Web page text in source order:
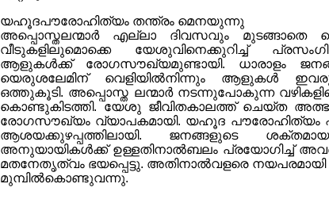
യഹൂദപൗരോഹിത്യം തന്ത്രം മെനയുന്നു
അപ്പൊസ്തലന്മാര്‍ എല്ലാ ദിവസവും മുടങ്ങാതെ
വീടുകളിലുമൊക്കെ യേശുവിനെക്കുറിച്ച്
ആളുകള്‍ക്ക് രോഗസൗഖ്യമുണ്ടായി. ധാരാളം
യെരുശലേമിന് വെളിയില്‍നിന്നും ആളുകള്‍
ഒത്തുകൂടി. അപ്പൊസ്ത ലന്മാര്‍ നടന്നുപോകുന്ന
കൊണ്ടുകിടത്തി. യേശു ജീവിതകാലത്ത് ചെയ്ത
രോഗസൗഖ്യം വ്യാപകമായി. യഹൂദ പൗരോഹിത്യം
ആശയക്കുഴപ്പത്തിലായി. ജനങ്ങളുടെ
അനുയായികള്‍ക്ക് ഉള്ളതിനാല്‍ബലം പ്രയോഗിച്ച്
മതനേതൃത്വം ഭയപ്പെട്ടു. അതിനാല്‍വളരെ
മുമ്പില്‍കൊണ്ടുവന്നു.